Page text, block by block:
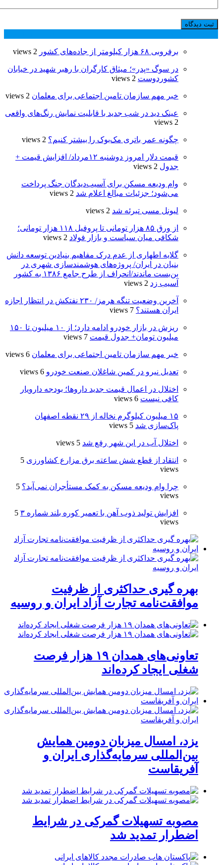
برفروبی ۶۸ هزار کیلومتر از جاده‌های کشور 2 views
در سوگ «پدر»؛ میثاق کارگران با رهبر شهید در خیابان
کشوردوست 2 views
خبر مهم سازمان تامین اجتماعی برای معلمان 2 views
عینک دید در شب جدید با قابلیت نمایش رنگ‌های واقعی
2 views
چگونه عمر باتری مک‌بوک را بیشتر کنیم؟ 2 views
قیمت دلار امروز دوشنبه ۱۲مرداد/ افزایش قیمت +
جدول 2 views
وام ودیعه مسکن برای آسیب‌دیدگان جنگ پرداخت
می‌شود؛ جزئیات مبالغ اعلام شد 2 views
لیونل مسی تبرئه شد 2 views
از ورق ۸۵ هزار تومانی تا پروفیل ۱۱۸ هزار تومانی؛
شکافی میان سیاست و بازار فولاد 2 views
گلایه اطهاری از عدم درک مفاهیم بنیادین توسعه دانش
بنیان در ایران/ پروژه‌های هوشمندسازی شهری در
بن‌بست ماندند/انحراف از طرح جامع ۱۳۸۶ به کشور
آسیب زد 2 views
آخرین وضعیت تنگه هرمز/ ۲۳۰ نفتکش در انتظار اجازه
ایران هستند؟ 7 views
ریزش در بازار خودرو ادامه دارد؛ از ۱۰ میلیون تا ۱۵۰
میلیون تومان+ جدول قیمت 7 views
خبر مهم سازمان تامین اجتماعی برای معلمان 6 views
تعدیل نیرو در کمین شاغلان صنعت خودرو 6 views
اختلال در اعمال قیمت‌ جدید داروها؛ بودجه دارویار
کافی نیست 6 views
۱۵ میلیون کیلوگرم نخاله از ۲۹ نقطه اصفهان
پاک‌سازی شد 5 views
اختلال آب در این شهر رفع شد 5 views
انتقاد از قطع شش ساعته برق مزارع کشاورزی 5
views
چرا وام ودیعه مسکن به کمک مستأجران نمی‌آید؟ 5
views
افزایش تولید ذوب آهن با تعمیر کوره بلند شماره ۳
5
views
بهره گیری حداکثری از ظرفیت
موافقت‌نامه تجارت آزاد ایران و روسیه
تعاونی‌های همدان ۱۹ هزار فرصت
شغلی ایجاد کرده‌اند
یزد، امسال میزبان دومین همایش
بین‌المللی سرمایه‌گذاری ایران و
آفریقاست
مصوبه تسهیلات گمرکی در شرایط
اضطرار تمدید شد